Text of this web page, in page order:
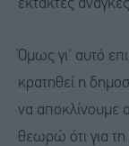
έκτακτες
Όμως γι' αυτό
κρατηθεί η
να αποκλίνουμε
θεωρώ ότι για τη